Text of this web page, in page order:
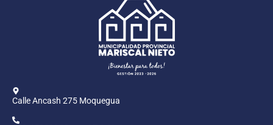
Calle Ancash 275 Moquegua